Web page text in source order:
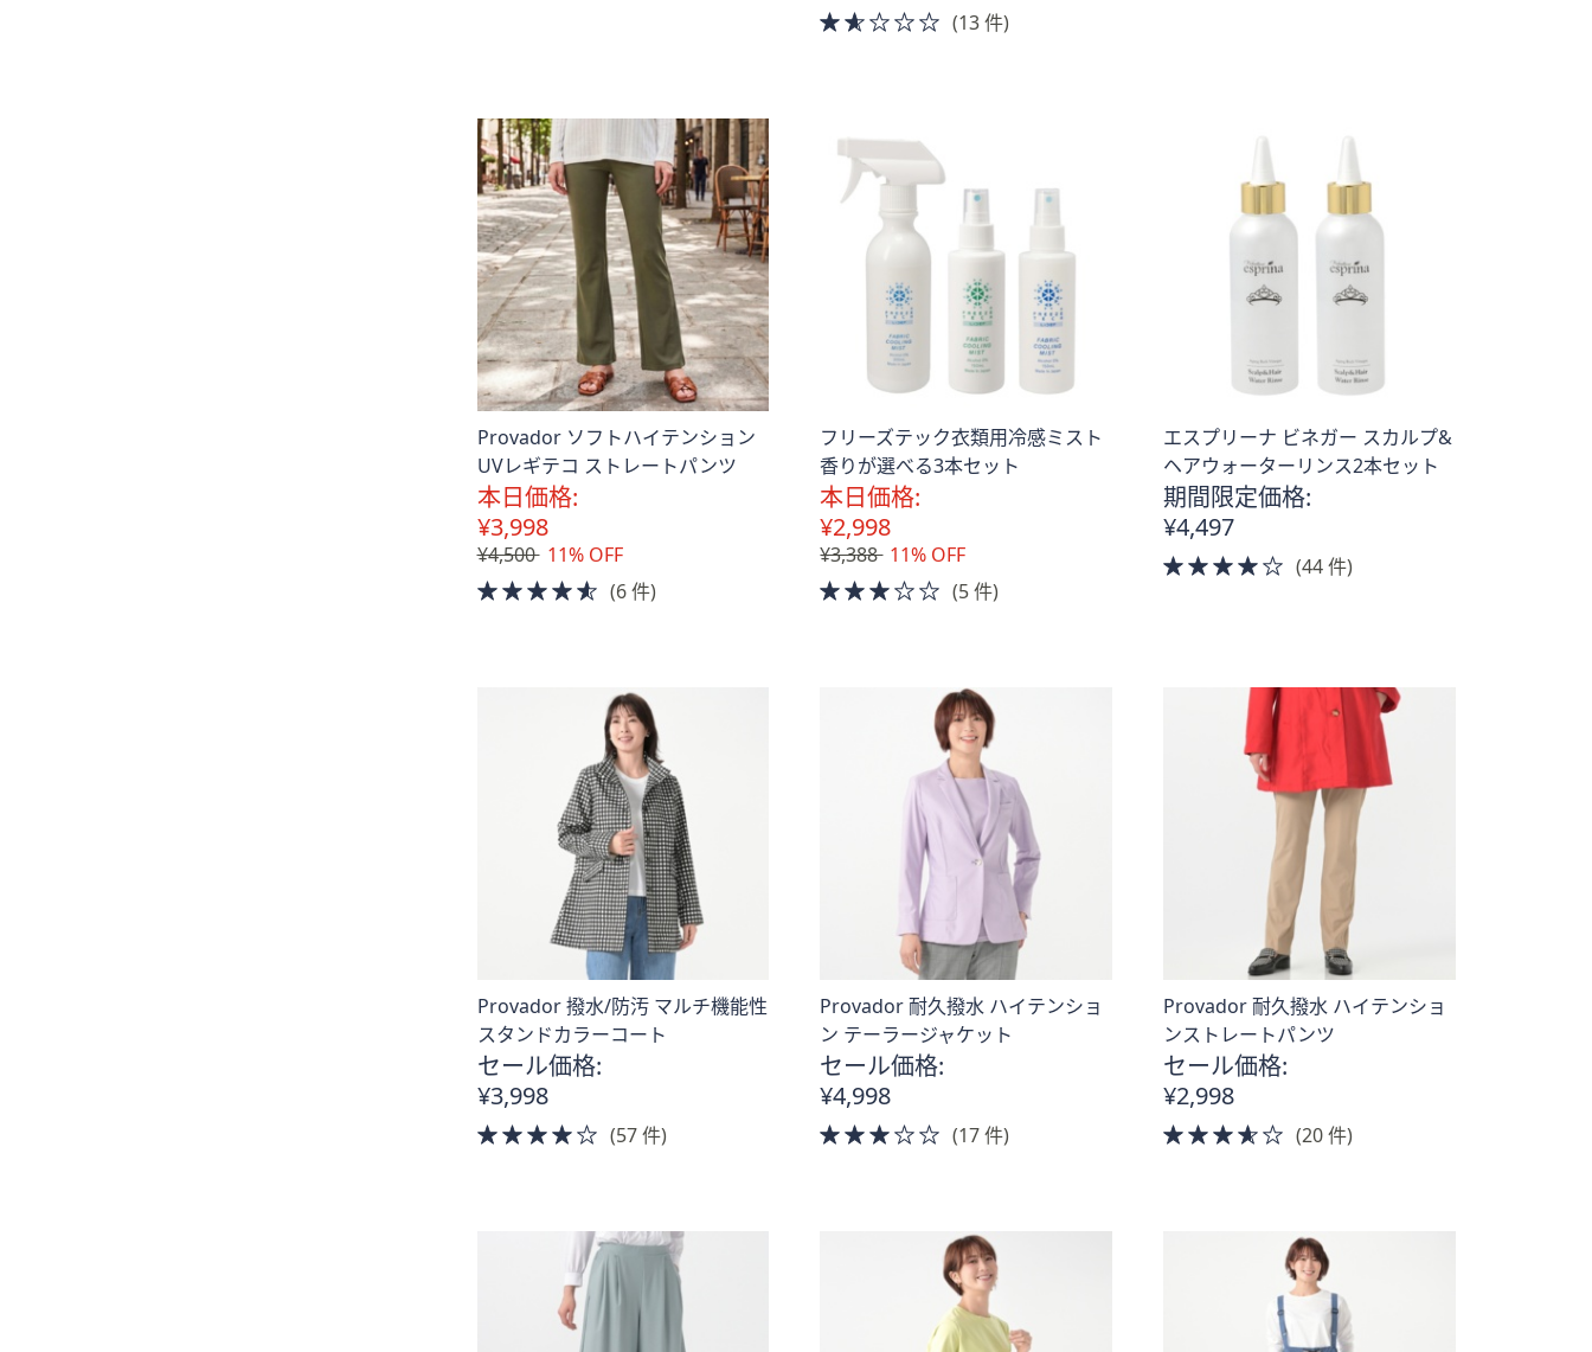
1.5
(13 件)
Provador ソフトハイテンション
UVレギテコ ストレートパンツ
本日価格:
¥3,998
¥4,500 11% OFF
4.5
(6 件)
フリーズテック衣類用冷感ミスト
香りが選べる3本セット
本日価格:
¥2,998
¥3,388 11% OFF
3.0
(5 件)
エスプリーナ ビネガー スカルプ&
ヘアウォーターリンス2本セット
期間限定価格:
¥4,497
4.0
(44 件)
Provador 撥水/防汚 マルチ機能性
スタンドカラーコート
セール価格:
¥3,998
4.0
(57 件)
Provador 耐久撥水 ハイテンショ
ン テーラージャケット
セール価格:
¥4,998
3.0
(17 件)
Provador 耐久撥水 ハイテンショ
ンストレートパンツ
セール価格:
¥2,998
3.5
(20 件)